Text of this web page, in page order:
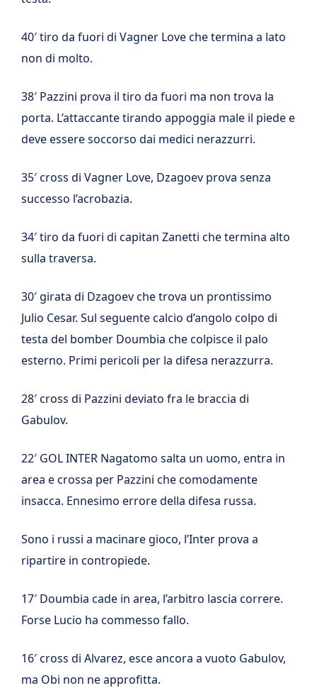
40′ tiro da fuori di Vagner Love che termina a lato
non di molto.
38′ Pazzini prova il tiro da fuori ma non trova la
porta. L’attaccante tirando appoggia male il piede e
deve essere soccorso dai medici nerazzurri.
35′ cross di Vagner Love, Dzagoev prova senza
successo l’acrobazia.
34′ tiro da fuori di capitan Zanetti che termina alto
sulla traversa.
30′ girata di Dzagoev che trova un prontissimo
Julio Cesar. Sul seguente calcio d’angolo colpo di
testa del bomber Doumbia che colpisce il palo
esterno. Primi pericoli per la difesa nerazzurra.
28′ cross di Pazzini deviato fra le braccia di
Gabulov.
22′ GOL INTER Nagatomo salta un uomo, entra in
area e crossa per Pazzini che comodamente
insacca. Ennesimo errore della difesa russa.
Sono i russi a macinare gioco, l’Inter prova a
ripartire in contropiede.
17′ Doumbia cade in area, l’arbitro lascia correre.
Forse Lucio ha commesso fallo.
16′ cross di Alvarez, esce ancora a vuoto Gabulov,
ma Obi non ne approfitta.